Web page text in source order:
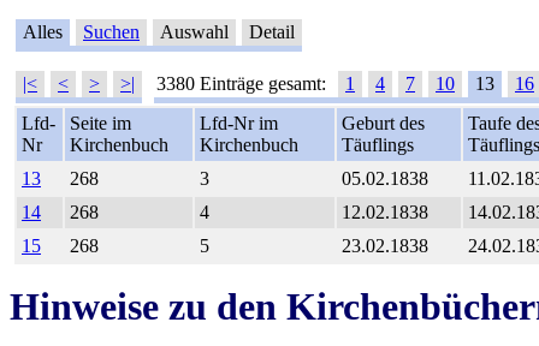
Alles Suchen Auswahl Detail
|< < > >| 3380 Einträge gesamt: 1 4 7 10 13
16
Lfd-
Nr
Seite im
Kirchenbuch
Lfd-Nr im
Kirchenbuch
Geburt des
Täuflings
Taufe
Täuflings
13
268 3 05.02.1838
14
268 4 12.02.1838
15
268 5 23.02.1838
Hinweise zu den